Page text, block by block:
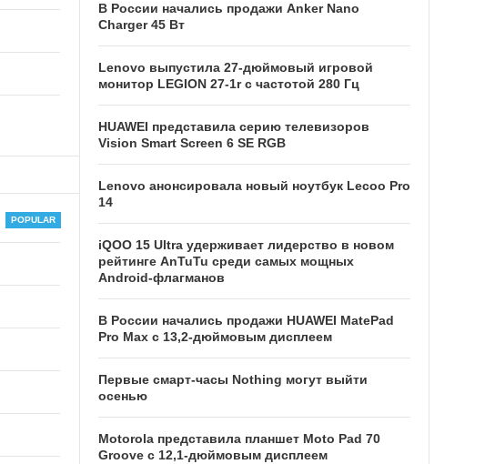
В России начались продажи Anker Nano
Charger 45 Вт
Lenovo выпустила 27-дюймовый игровой
монитор LEGION 27-1r с частотой 280 Гц
HUAWEI представила серию телевизоров
Vision Smart Screen 6 SE RGB
Lenovo анонсировала новый ноутбук Lecoo Pro
14
iQOO 15 Ultra удерживает лидерство в новом
рейтинге AnTuTu среди самых мощных
Android-флагманов
В России начались продажи HUAWEI MatePad
Pro Max с 13,2-дюймовым дисплеем
Первые смарт-часы Nothing могут выйти
осенью
Motorola представила планшет Moto Pad 70
Groove с 12,1-дюймовым дисплеем